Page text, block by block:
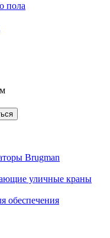
пола
Brugman
уличные краны
обеспечения